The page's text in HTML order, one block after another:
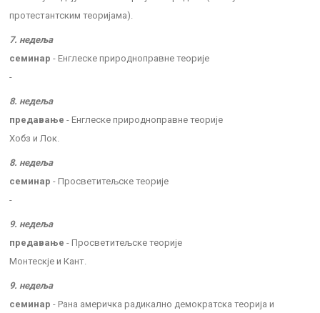
протестантским теоријама).
7. недеља
семинар - Енглеске природноправне теорије
-
8. недеља
предавање - Енглеске природноправне теорије
Хобз и Лок.
8. недеља
семинар - Просветитељске теорије
-
9. недеља
предавање - Просветитељске теорије
Монтескје и Кант.
9. недеља
семинар - Рана америчка радикално демократска теорија и